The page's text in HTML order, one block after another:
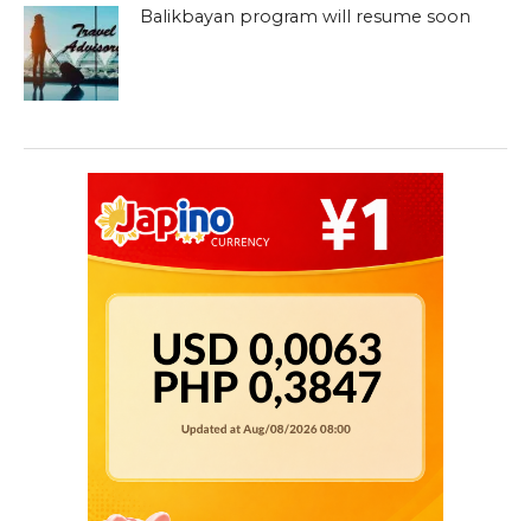
Balikbayan program will resume soon